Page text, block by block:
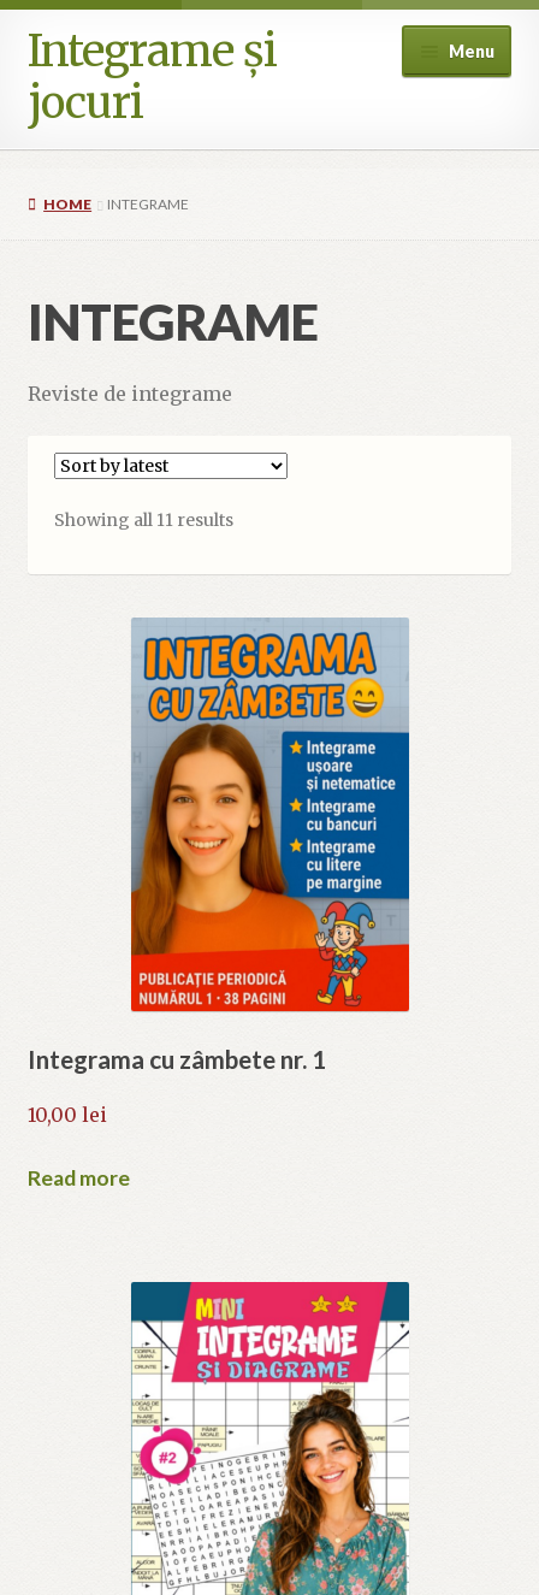
Skip
to
navigation
Skip
to
content
Integrame și
jocuri
Menu
Where can I buy? (International availability)
HOME INTEGRAME
INTEGRAME
Reviste de integrame
Showing all 11 resultsSorted
latest
Integrama cu zâmbete nr. 1
10,00 lei
Read more